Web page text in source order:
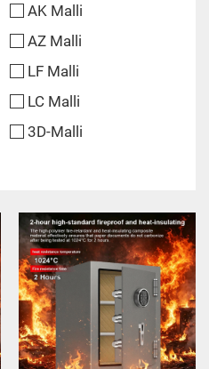
AK Malli
AZ Malli
LF Malli
LC Malli
3D-Malli